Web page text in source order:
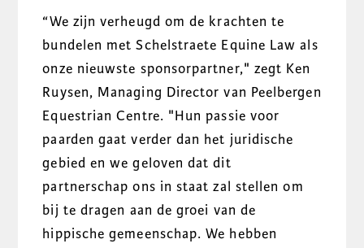
“We zijn verheugd om de krachten te
bundelen met Schelstraete Equine Law als
onze nieuwste sponsorpartner," zegt Ken
Ruysen, Managing Director van Peelbergen
Equestrian Centre. "Hun passie voor
paarden gaat verder dan het juridische
gebied en we geloven dat dit
partnerschap ons in staat zal stellen om
bij te dragen aan de groei van de
hippische gemeenschap. We hebben